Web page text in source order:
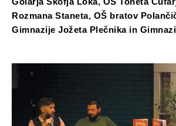
Rozmana Staneta, OŠ bratov
Gimnazije Jožeta Plečnika in